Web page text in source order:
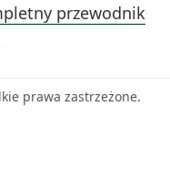
przewodnik
prawa zastrzeżone.